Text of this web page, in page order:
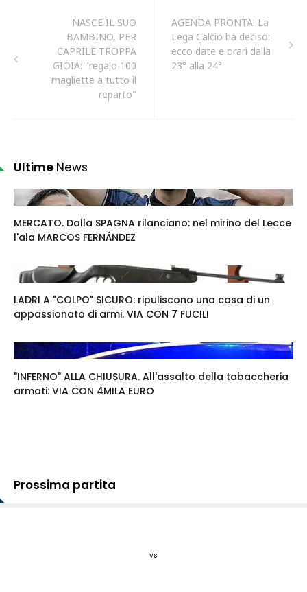
NASCE IL SUO
BAMBINO, PER
CAPRILE TROPPA
GIOIA: "regalo 100
magliette a tutto il
reparto"
AGENDA PRONTA! La
Lega Calcio ha deciso:
ecco date e orari dalla
23° alla 24°
Ultime News
MERCATO. Dalla SPAGNA rilanciano: nel mirino del Lecce
l'ala MARCOS FERNÁNDEZ
LADRI A "COLPO" SICURO: ripuliscono una casa di un
appassionato di armi. VIA CON 7 FUCILI
"INFERNO" ALLA CHIUSURA. All'assalto della tabaccheria
armati: VIA CON 4MILA EURO
Prossima partita
vs